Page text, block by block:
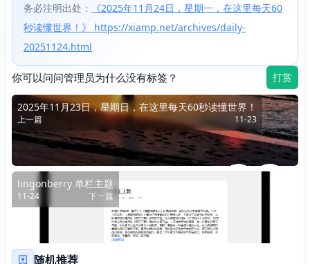
务必注明出处：
《2025年11月24日，星期一，在这里每天60
秒读懂世界！》 https://xiamp.net/archives/daily-
20251124.html
你可以问问管理员为什么没有标签？ 打赏
2025年11月23日，星期日，在这里每天60秒读懂世界！
上一篇 11-23
lingonberry 单栏主题
11-24 下一篇
随机推荐